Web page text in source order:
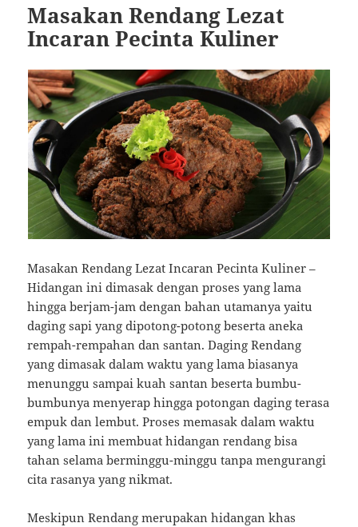
Masakan Rendang Lezat
Incaran Pecinta Kuliner
Masakan Rendang Lezat Incaran Pecinta Kuliner –
Hidangan ini dimasak dengan proses yang lama
hingga berjam-jam dengan bahan utamanya yaitu
daging sapi yang dipotong-potong beserta aneka
rempah-rempahan dan santan. Daging Rendang
yang dimasak dalam waktu yang lama biasanya
menunggu sampai kuah santan beserta bumbu-
bumbunya menyerap hingga potongan daging terasa
empuk dan lembut. Proses memasak dalam waktu
yang lama ini membuat hidangan rendang bisa
tahan selama berminggu-minggu tanpa mengurangi
cita rasanya yang nikmat.
Meskipun Rendang merupakan hidangan khas